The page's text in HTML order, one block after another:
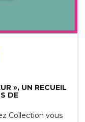
», UN RECUEIL
DE
Collection vous